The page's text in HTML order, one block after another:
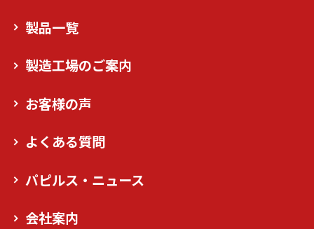
製品一覧
製造工場のご案内
お客様の声
よくある質問
パピルス・ニュース
会社案内